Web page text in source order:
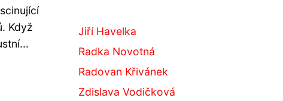
Když
Jiří Havelka
Radka Novotná
Radovan Křivánek
Zdislava Vodičková